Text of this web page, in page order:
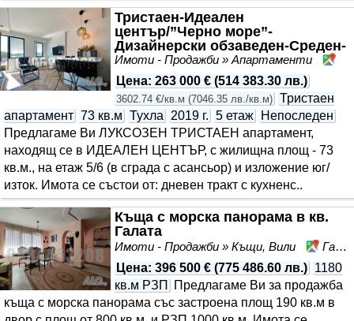
Тристаен-Идеален
център/”Черно море”-
Дизайнерски обзаведен-Среден-
Изток/Юг
Имоти - Продажби » Апартаменти
Цена: 263 000 € (514 383.30 лв.)
3602.74 €/кв.м (7046.35 лв./кв.м) Тристаен
апартамент 73 кв.м Тухла 2019 г. 5 етаж
Непоследен
Предлагаме Ви ЛУКСОЗЕН ТРИСТАЕН апартамент,
находящ се в ИДЕАЛЕН ЦЕНТЪР, с жилищна площ - 73
кв.м., на етаж 5/6 (в сграда с асансьор) и изложение юг/
изток. Имота се състои от: дневен тракт с кухненс..
Къща с морска панорама в кв.
Галата
Имоти - Продажби » Къщи, Вили
Галата, Варна, област Варна
Цена: 396 500 € (775 486.60 лв.) 1180
кв.м РЗП
Предлагаме Ви за продажба
къща с морска панорама със застроена площ 190 кв.м в